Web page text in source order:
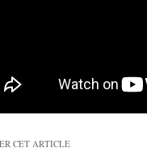
CET ARTICLE